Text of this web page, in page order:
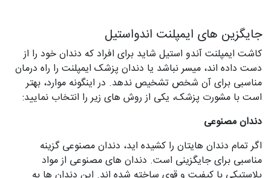
جایگزین‌ های ایمپلنت اندواستیل
کاشت ایمپلنت آندو استیل شاید برای افراد که دندان خود را از
دست داده اند، میسر نباشد یا دندان‌ پزشک ایمپلنت را راه درمان
مناسبی برای آن شخص تشخیص ندهد. در اینگونه موارد، بهتر
است با مشورت پزشک، یکی از روش‌ های زیر را انتخاب نمایید:
دندان مصنوعی
اگر تمام دندان‌ هایتان را کشیده اید، دندان مصنوعی گزینه
مناسبی برای جایگزینی است. دندان‌ های مصنوعی از مواد